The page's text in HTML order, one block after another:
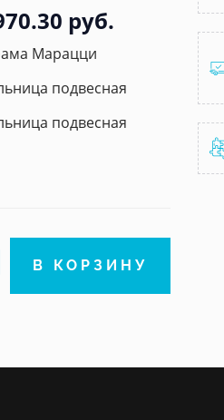
руб.
Марацци
подвесная
подвесная
В КОРЗИНУ